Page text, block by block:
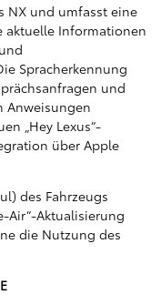
NX und umfasst eine
aktuelle Informationen
Spracherkennung
und
Anweisungen
„Hey Lexus“-
über Apple
des Fahrzeugs
Air“-Aktualisierung
die Nutzung des